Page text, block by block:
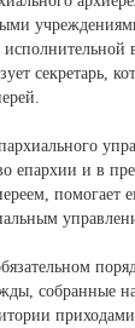
секретарь,
епархии и в
помогает
собранные